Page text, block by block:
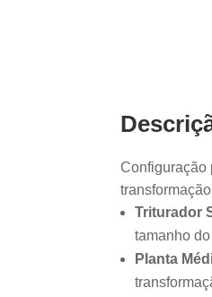
Configuração
Triturador
tamanho
Planta